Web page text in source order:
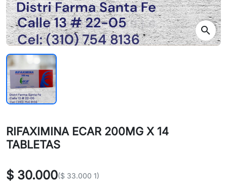
search
RIFAXIMINA ECAR 200MG X 14
TABLETAS
$ 30.000($ 33.000 1)